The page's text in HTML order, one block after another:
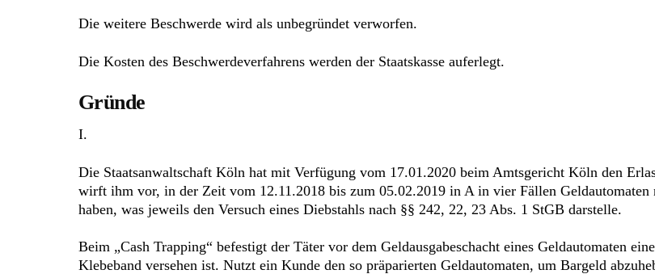
Die weitere Beschwerde wird als unbegründet verworfen.
Die Kosten des Beschwerdeverfahrens werden der Staatskasse auferlegt.
Gründe
I.
Die Staatsanwaltschaft Köln hat mit Verfügung vom 17.01.2020 beim Amtsgericht Köln den
wirft ihm vor, in der Zeit vom 12.11.2018 bis zum 05.02.2019 in A in vier Fällen Geldautomaten
haben, was jeweils den Versuch eines Diebstahls nach §§ 242, 22, 23 Abs. 1 StGB darstelle.
Beim „Cash Trapping“ befestigt der Täter vor dem Geldausgabeschacht eines Geldautomaten
Klebeband versehen ist. Nutzt ein Kunde den so präparierten Geldautomaten, um Bargeld